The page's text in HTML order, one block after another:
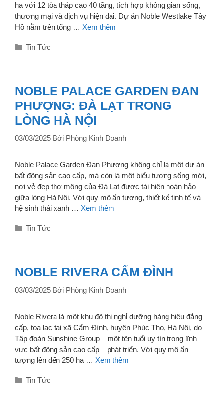
ha với 12 tòa tháp cao 40 tầng, tích hợp không gian sống,
thương mại và dịch vụ hiện đại. Dự án Noble Westlake Tây
Hồ nằm trên tổng … Xem thêm
Danh
Tin Tức
NOBLE PALACE GARDEN ĐAN
PHƯỢNG: ĐÀ LẠT TRONG
LÒNG HÀ NỘI
03/03/2025 Bởi Phòng Kinh Doanh
Noble Palace Garden Đan Phượng không chỉ là một dự án
bất động sản cao cấp, mà còn là một biểu tượng sống mới,
nơi vẻ đẹp thơ mộng của Đà Lạt được tái hiện hoàn hảo
giữa lòng Hà Nội. Với quy mô ấn tượng, thiết kế tinh tế và
hệ sinh thái xanh … Xem thêm
Danh
Tin Tức
NOBLE RIVERA CẨM ĐÌNH
03/03/2025 Bởi Phòng Kinh Doanh
Noble Rivera là một khu đô thị nghỉ dưỡng hàng hiệu đẳng
cấp, tọa lạc tại xã Cẩm Đình, huyện Phúc Thọ, Hà Nội, do
Tập đoàn Sunshine Group – một tên tuổi uy tín trong lĩnh
vực bất động sản cao cấp – phát triển. Với quy mô ấn
tượng lên đến 250 ha … Xem thêm
Danh
Tin Tức